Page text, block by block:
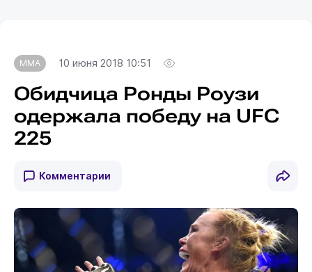
MMA 10 июня 2018 10:51
Обидчица Ронды Роузи
одержала победу на UFC
225
Комментарии